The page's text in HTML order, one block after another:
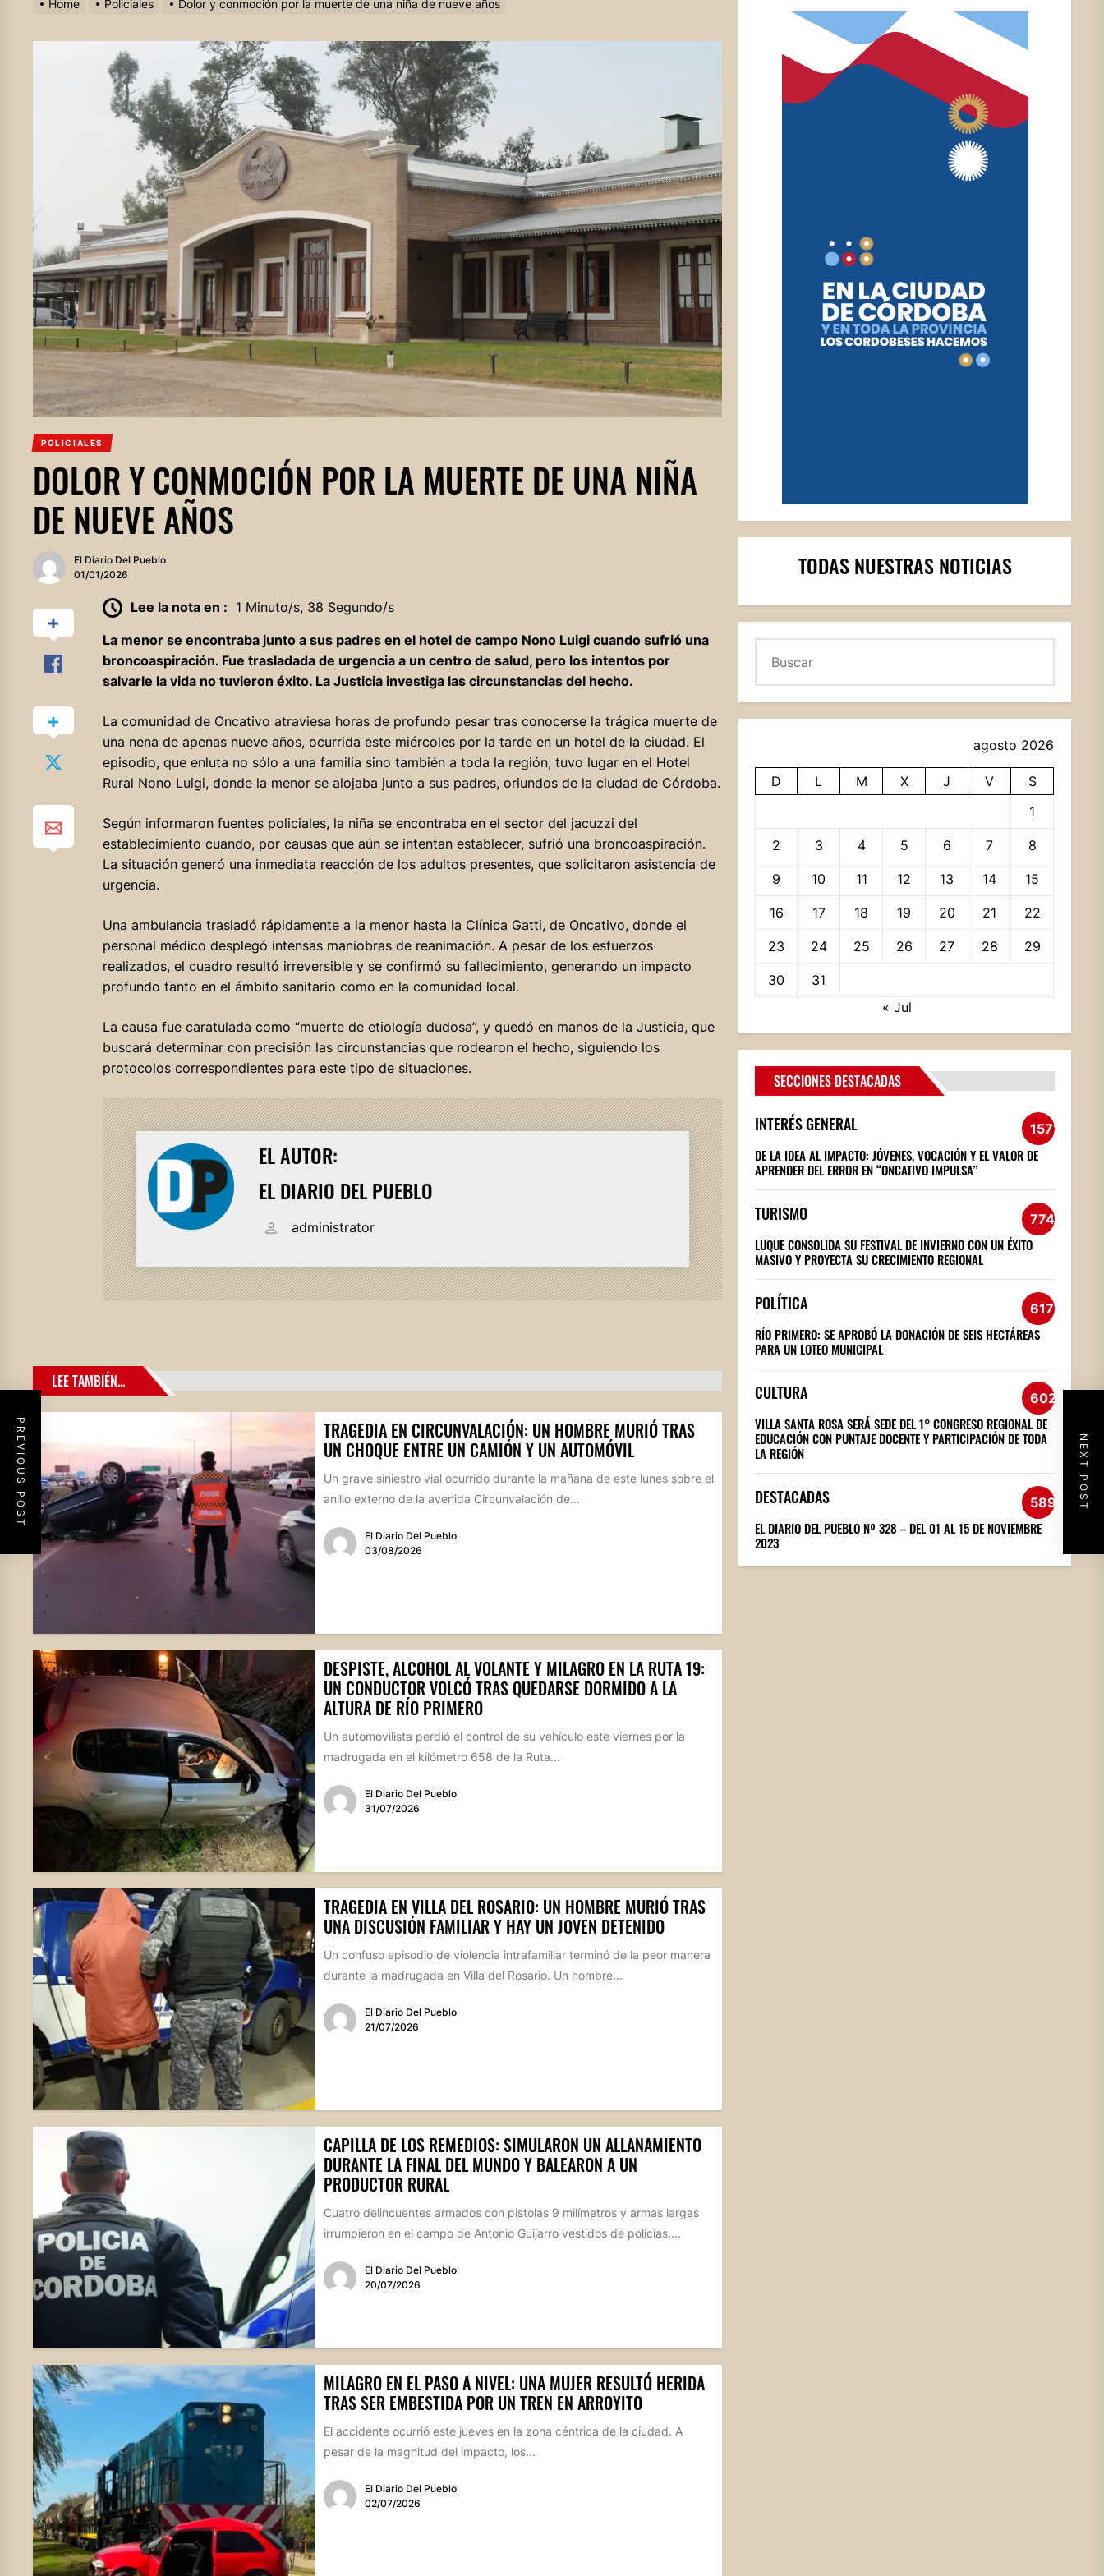
Home Policiales Dolor y conmoción por la muerte de una niña de nueve años
POLICIALES
DOLOR Y CONMOCIÓN POR LA MUERTE DE UNA NIÑA
DE NUEVE AÑOS
El Diario Del Pueblo
01/01/2026
Lee la nota en : 1 Minuto/s, 38 Segundo/s
La menor se encontraba junto a sus padres en el hotel de campo Nono Luigi cuando sufrió una
broncoaspiración. Fue trasladada de urgencia a un centro de salud, pero los intentos por
salvarle la vida no tuvieron éxito. La Justicia investiga las circunstancias del hecho.
La comunidad de Oncativo atraviesa horas de profundo pesar tras conocerse la trágica muerte de
una nena de apenas nueve años, ocurrida este miércoles por la tarde en un hotel de la ciudad. El
episodio, que enluta no sólo a una familia sino también a toda la región, tuvo lugar en el Hotel
Rural Nono Luigi, donde la menor se alojaba junto a sus padres, oriundos de la ciudad de Córdoba.
Según informaron fuentes policiales, la niña se encontraba en el sector del jacuzzi del
establecimiento cuando, por causas que aún se intentan establecer, sufrió una broncoaspiración.
La situación generó una inmediata reacción de los adultos presentes, que solicitaron asistencia de
urgencia.
Una ambulancia trasladó rápidamente a la menor hasta la Clínica Gatti, de Oncativo, donde el
personal médico desplegó intensas maniobras de reanimación. A pesar de los esfuerzos
realizados, el cuadro resultó irreversible y se confirmó su fallecimiento, generando un impacto
profundo tanto en el ámbito sanitario como en la comunidad local.
La causa fue caratulada como “muerte de etiología dudosa”, y quedó en manos de la Justicia, que
buscará determinar con precisión las circunstancias que rodearon el hecho, siguiendo los
protocolos correspondientes para este tipo de situaciones.
EL AUTOR:
EL DIARIO DEL PUEBLO
administrator
PREVIOUS POST NEXT POST
LEE TAMBIÉN...
TRAGEDIA EN CIRCUNVALACIÓN: UN HOMBRE MURIÓ TRAS
UN CHOQUE ENTRE UN CAMIÓN Y UN AUTOMÓVIL
Un grave siniestro vial ocurrido durante la mañana de este lunes sobre el
anillo externo de la avenida Circunvalación de...
El Diario Del Pueblo
03/08/2026
DESPISTE, ALCOHOL AL VOLANTE Y MILAGRO EN LA RUTA 19:
UN CONDUCTOR VOLCÓ TRAS QUEDARSE DORMIDO A LA
ALTURA DE RÍO PRIMERO
Un automovilista perdió el control de su vehículo este viernes por la
madrugada en el kilómetro 658 de la Ruta...
El Diario Del Pueblo
31/07/2026
TRAGEDIA EN VILLA DEL ROSARIO: UN HOMBRE MURIÓ TRAS
UNA DISCUSIÓN FAMILIAR Y HAY UN JOVEN DETENIDO
Un confuso episodio de violencia intrafamiliar terminó de la peor manera
durante la madrugada en Villa del Rosario. Un hombre...
El Diario Del Pueblo
21/07/2026
CAPILLA DE LOS REMEDIOS: SIMULARON UN ALLANAMIENTO
DURANTE LA FINAL DEL MUNDO Y BALEARON A UN
PRODUCTOR RURAL
Cuatro delincuentes armados con pistolas 9 milímetros y armas largas
irrumpieron en el campo de Antonio Guijarro vestidos de policías....
El Diario Del Pueblo
20/07/2026
MILAGRO EN EL PASO A NIVEL: UNA MUJER RESULTÓ HERIDA
TRAS SER EMBESTIDA POR UN TREN EN ARROYITO
El accidente ocurrió este jueves en la zona céntrica de la ciudad. A
pesar de la magnitud del impacto, los...
El Diario Del Pueblo
02/07/2026
TODAS NUESTRAS NOTICIAS
agosto 2026
D L M X J V
S
1
2 3 4 5 6 7 8
9 10 11 12 13 14 15
16 17 18 19 20 21 22
23 24 25 26 27 28 29
30
31
« Jul
SECCIONES DESTACADAS
INTERÉS GENERAL 1572
DE LA IDEA AL IMPACTO: JÓVENES, VOCACIÓN Y EL VALOR DE
APRENDER DEL ERROR EN “ONCATIVO IMPULSA”
TURISMO 774
LUQUE CONSOLIDA SU FESTIVAL DE INVIERNO CON UN ÉXITO
MASIVO Y PROYECTA SU CRECIMIENTO REGIONAL
POLÍTICA 617
RÍO PRIMERO: SE APROBÓ LA DONACIÓN DE SEIS HECTÁREAS
PARA UN LOTEO MUNICIPAL
CULTURA 602
VILLA SANTA ROSA SERÁ SEDE DEL 1° CONGRESO REGIONAL DE
EDUCACIÓN CON PUNTAJE DOCENTE Y PARTICIPACIÓN DE TODA
LA REGIÓN
DESTACADAS 589
EL DIARIO DEL PUEBLO Nº 328 – DEL 01 AL 15 DE NOVIEMBRE
2023